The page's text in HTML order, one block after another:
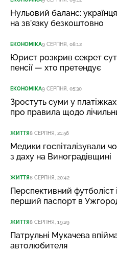
Нульовий баланс:
на зв’язку безкоштовно
ЕКОНОМІКА9 СЕРПНЯ, 08:12
Юрист розкрив секрет
пенсії — хто претендує
ЕКОНОМІКА9 СЕРПНЯ, 05:30
Зростуть суми у
про правила щодо
ЖИТТЯ8 СЕРПНЯ, 21:56
Медики госпіталізували
з даху на Виноградівщині
ЖИТТЯ8 СЕРПНЯ, 20:42
Перспективний футболіст
перший паспорт в
ЖИТТЯ8 СЕРПНЯ, 19:29
Патрульні Мукачева
автолюбителя